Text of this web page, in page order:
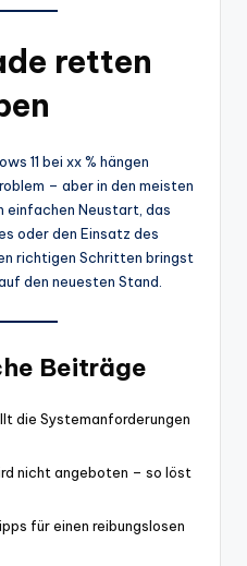
retten
11 bei xx % hängen
– aber in den meisten
einfachen Neustart, das
oder den Einsatz des
richtigen Schritten bringst
den neuesten Stand.
Beiträge
die Systemanforderungen
nicht angeboten – so löst
für einen reibungslosen